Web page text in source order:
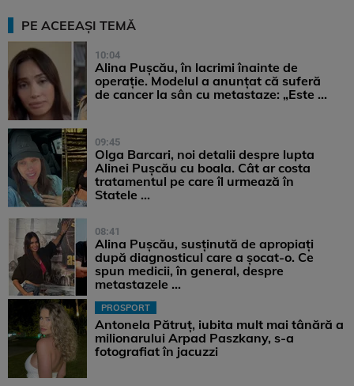
PE ACEEAȘI TEMĂ
10:04
Alina Pușcău, în lacrimi înainte de
operație. Modelul a anunțat că suferă
de cancer la sân cu metastaze: „Este ...
09:45
Olga Barcari, noi detalii despre lupta
Alinei Pușcău cu boala. Cât ar costa
tratamentul pe care îl urmează în
Statele ...
08:41
Alina Pușcău, susținută de apropiați
după diagnosticul care a șocat-o. Ce
spun medicii, în general, despre
metastazele ...
PROSPORT
Antonela Pătruț, iubita mult mai tânără a
milionarului Arpad Paszkany, s-a
fotografiat în jacuzzi